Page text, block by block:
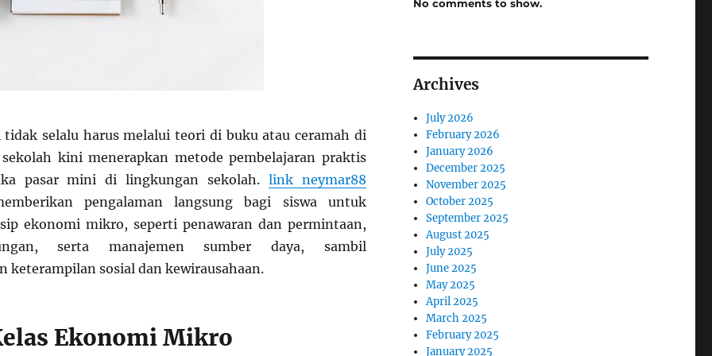
tidak selalu harus melalui teori di buku atau ceramah di
sekolah kini menerapkan metode pembelajaran praktis
pasar mini di lingkungan sekolah. link neymar88
pengalaman langsung bagi siswa untuk
ekonomi mikro, seperti penawaran dan permintaan,
serta manajemen sumber daya, sambil
keterampilan sosial dan kewirausahaan.
Ekonomi Mikro
No comments to show.
Archives
July 2026
February 2026
January 2026
December 2025
November 2025
October 2025
September 2025
August 2025
July 2025
June 2025
May 2025
April 2025
March 2025
February 2025
January 2025